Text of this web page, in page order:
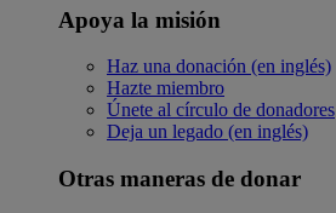
Apoya la misión
Haz una donación (en inglés)
Hazte miembro
Únete al círculo de donadores
Deja un legado (en inglés)
Otras maneras de donar